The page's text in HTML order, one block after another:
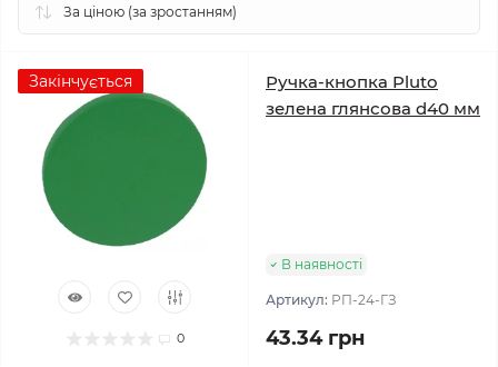
Закінчується
0
Ручка-кнопка Pluto
зелена глянсова d40 мм
В наявності
Артикул: РП-24-ГЗ
43.34 грн